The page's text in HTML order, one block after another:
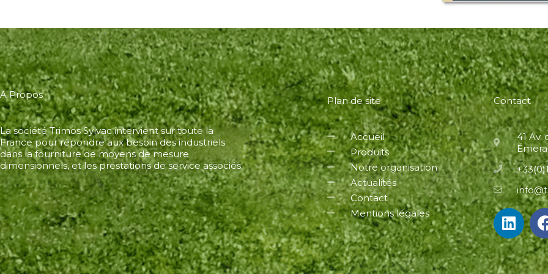
A Propos
La société Trimos Sylvac intervient sur toute la
France pour répondre aux besoin des industriels
dans la fourniture de moyens de mesure
dimensionnels, et les prestations de service associés.
Plan de site
Accueil
Produits
Notre organisation
Actualités
Contact
Mentions légales
Contact
41 Av.
L
i
n
k